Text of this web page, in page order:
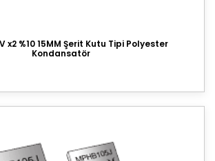
x2 %10 15MM Şerit Kutu Tipi Polyester
Kondansatör